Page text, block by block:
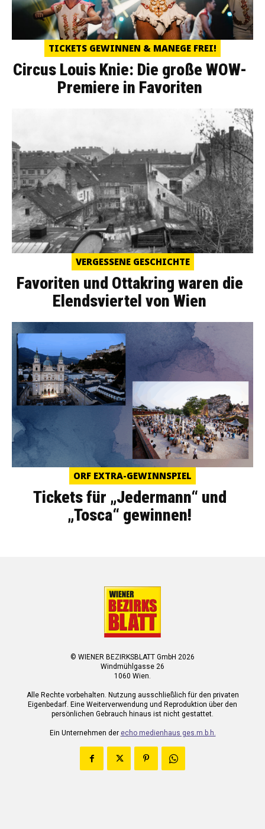
TICKETS GEWINNEN & MANEGE FREI!
Circus Louis Knie: Die große WOW-
Premiere in Favoriten
VERGESSENE GESCHICHTE
Favoriten und Ottakring waren die
Elendsviertel von Wien
ORF EXTRA-GEWINNSPIEL
Tickets für „Jedermann“ und
„Tosca“ gewinnen!
© WIENER BEZIRKSBLATT GmbH 2026
Windmühlgasse 26
1060 Wien.
Alle Rechte vorbehalten. Nutzung ausschließlich für den privaten
Eigenbedarf. Eine Weiterverwendung und Reproduktion über den
persönlichen Gebrauch hinaus ist nicht gestattet.
Ein Unternehmen der echo medienhaus ges.m.b.h.